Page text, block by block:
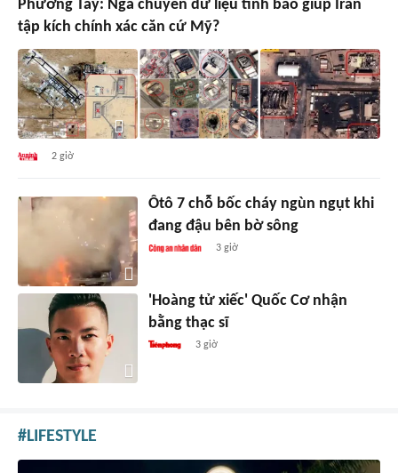
Phương Tây: Nga chuyển dữ liệu tình báo giúp Iran
tập kích chính xác căn cứ Mỹ?
2 giờ
Ôtô 7 chỗ bốc cháy ngùn ngụt khi
đang đậu bên bờ sông
3 giờ
'Hoàng tử xiếc' Quốc Cơ nhận
bằng thạc sĩ
3 giờ
LIFESTYLE